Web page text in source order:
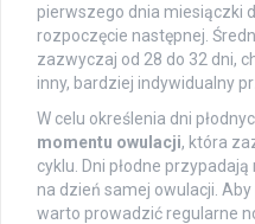
pierwszego dnia miesiączki
rozpoczęcie następnej.
zazwyczaj od 28 do 32 dni,
inny, bardziej indywidualny
W celu określenia dni
momentu owulacji, która
cyklu. Dni płodne
na dzień samej owulacji.
warto prowadzić regularne